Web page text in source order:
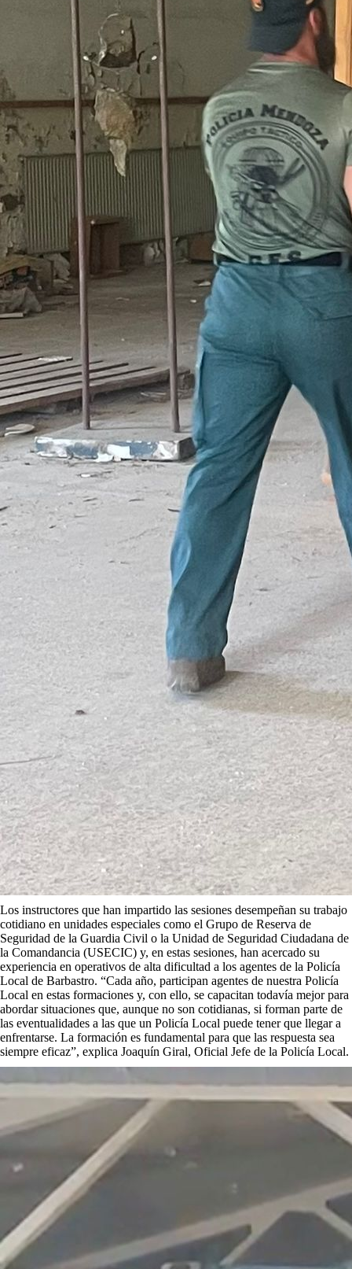
Los instructores que han impartido las sesiones desempeñan su trabajo
cotidiano en unidades especiales como el Grupo de Reserva de
Seguridad de la Guardia Civil o la Unidad de Seguridad Ciudadana de
la Comandancia (USECIC) y, en estas sesiones, han acercado su
experiencia en operativos de alta dificultad a los agentes de la Policía
Local de Barbastro. “Cada año, participan agentes de nuestra Policía
Local en estas formaciones y, con ello, se capacitan todavía mejor para
abordar situaciones que, aunque no son cotidianas, si forman parte de
las eventualidades a las que un Policía Local puede tener que llegar a
enfrentarse. La formación es fundamental para que las respuesta sea
siempre eficaz”, explica Joaquín Giral, Oficial Jefe de la Policía Local.